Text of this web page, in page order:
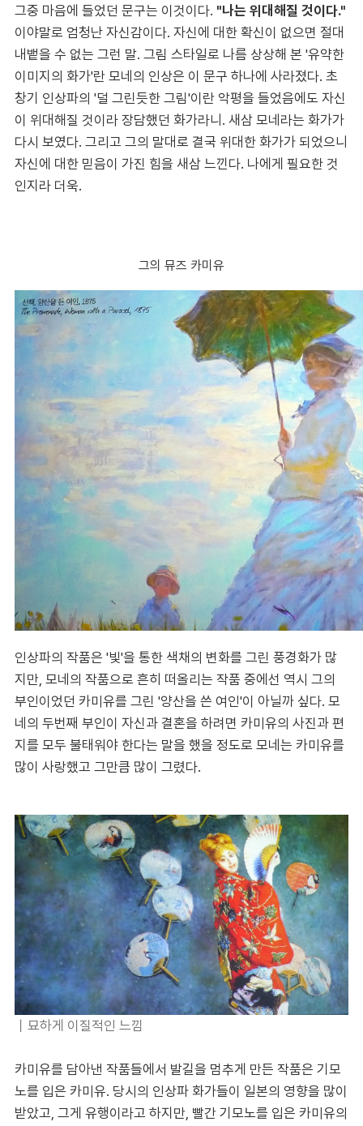
그중 마음에 들었던 문구는 이것이다. "나는 위대해질 것이다."
이야말로 엄청난 자신감이다. 자신에 대한 확신이 없으면 절대
내뱉을 수 없는 그런 말. 그림 스타일로 나름 상상해 본 '유약한
이미지의 화가'란 모네의 인상은 이 문구 하나에 사라졌다. 초
창기 인상파의 '덜 그린듯한 그림'이란 악평을 들었음에도 자신
이 위대해질 것이라 장담했던 화가라니. 새삼 모네라는 화가가
다시 보였다. 그리고 그의 말대로 결국 위대한 화가가 되었으니
자신에 대한 믿음이 가진 힘을 새삼 느낀다. 나에게 필요한 것
인지라 더욱.
그의 뮤즈 카미유
인상파의 작품은 '빛'을 통한 색채의 변화를 그린 풍경화가 많
지만, 모네의 작품으로 흔히 떠올리는 작품 중에선 역시 그의
부인이었던 카미유를 그린 '양산을 쓴 여인'이 아닐까 싶다. 모
네의 두번째 부인이 자신과 결혼을 하려면 카미유의 사진과 편
지를 모두 불태워야 한다는 말을 했을 정도로 모네는 카미유를
많이 사랑했고 그만큼 많이 그렸다.
묘하게 이질적인 느낌
카미유를 담아낸 작품들에서 발길을 멈추게 만든 작품은 기모
노를 입은 카미유. 당시의 인상파 화가들이 일본의 영향을 많이
받았고, 그게 유행이라고 하지만, 빨간 기모노를 입은 카미유의